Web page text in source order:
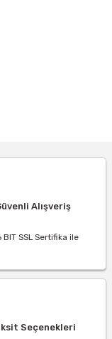
Alışveriş
BIT SSL Sertifika ile
Seçenekleri